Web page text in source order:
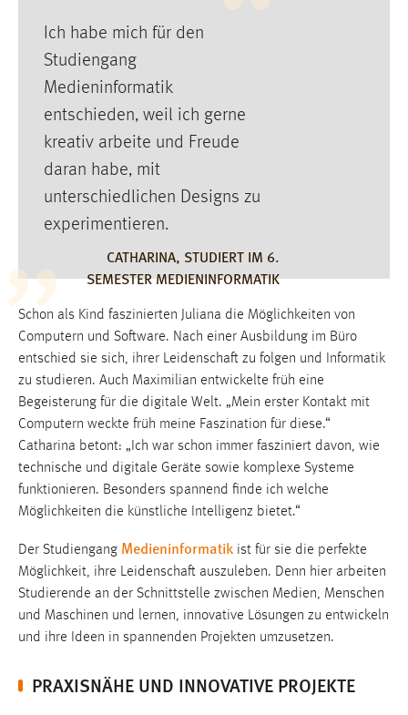
Ich habe mich für den
Studiengang
Medieninformatik
entschieden, weil ich gerne
kreativ arbeite und Freude
daran habe, mit
unterschiedlichen Designs zu
experimentieren.
CATHARINA, STUDIERT IM 6.
SEMESTER MEDIENINFORMATIK
Schon als Kind faszinierten Juliana die Möglichkeiten von
Computern und Software. Nach einer Ausbildung im Büro
entschied sie sich, ihrer Leidenschaft zu folgen und Informatik
zu studieren. Auch Maximilian entwickelte früh eine
Begeisterung für die digitale Welt. „Mein erster Kontakt mit
Computern weckte früh meine Faszination für diese.“
Catharina betont: „Ich war schon immer fasziniert davon, wie
technische und digitale Geräte sowie komplexe Systeme
funktionieren. Besonders spannend finde ich welche
Möglichkeiten die künstliche Intelligenz bietet.“
Der Studiengang Medieninformatik ist für sie die perfekte
Möglichkeit, ihre Leidenschaft auszuleben. Denn hier arbeiten
Studierende an der Schnittstelle zwischen Medien, Menschen
und Maschinen und lernen, innovative Lösungen zu entwickeln
und ihre Ideen in spannenden Projekten umzusetzen.
PRAXISNÄHE UND INNOVATIVE PROJEKTE
Sprachpräferenz
Name:
site-language-preference
Zweck:
Das Cookie speichert die gewählte Sprache der Website.
Cookie Laufzeit:
30 Tage
Name:
chat-frame-style-5e9dbeb1811c0446
Zweck:
Wird benötigt um die Chatfunktion nutzen zu können.
Cookie Laufzeit:
MibewSessionID, mibew-chat-frame-style-
5e9dbeb1811c0446 = Sitzungslaufzeit, mibew_locale = 3
Jahre, MIBEW_UserID = 1 Jahr
Login
Name:
fe_user, be_user, be_lastLoginProvider
Zweck:
Dieser Cookie ist notwendig um sich an der Website
Cookie Laufzeit: